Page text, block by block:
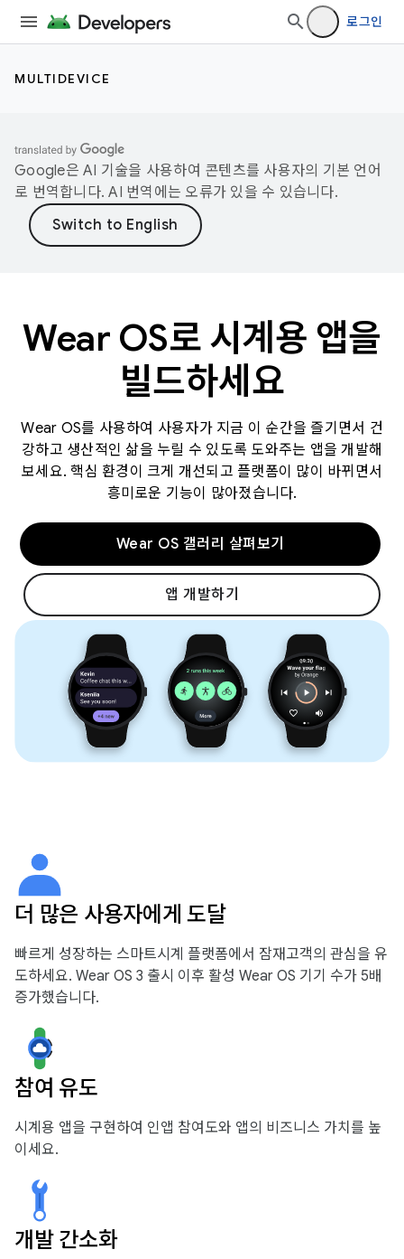
로그인
MULTIDEVICE
Google은 AI 기술을 사용하여 콘텐츠를 사용자의 기본 언어
로 번역합니다. AI 번역에는 오류가 있을 수 있습니다.
Wear OS로 시계용 앱을
빌드하세요
Wear OS를 사용하여 사용자가 지금 이 순간을 즐기면서 건
강하고 생산적인 삶을 누릴 수 있도록 도와주는 앱을 개발해
보세요. 핵심 환경이 크게 개선되고 플랫폼이 많이 바뀌면서
흥미로운 기능이 많아졌습니다.
Wear OS 갤러리 살펴보기
앱 개발하기
더 많은 사용자에게 도달
빠르게 성장하는 스마트시계 플랫폼에서 잠재고객의 관심을 유
도하세요. Wear OS 3 출시 이후 활성 Wear OS 기기 수가 5배
증가했습니다.
참여 유도
시계용 앱을 구현하여 인앱 참여도와 앱의 비즈니스 가치를 높
이세요.
개발 간소화